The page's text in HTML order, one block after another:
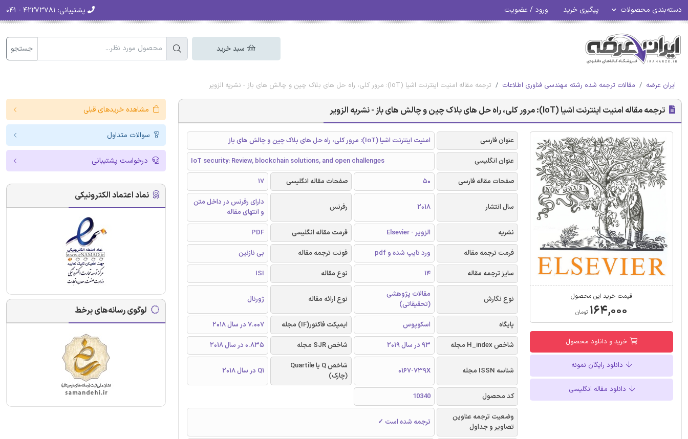
دسته‌بندی محصولات پیگیری خرید ورود / عضویت پشتیبانی:
سبد خرید جستجو
ایران عرضه مقالات ترجمه شده رشته مهندسی فناوری اطلاعات ترجمه مقاله امنیت اینترنت اشیا (IoT): مرور کلی، راه حل های بلاک چین و چالش های باز - نشریه الزویر
ترجمه مقاله امنیت اینترنت اشیا (IoT): مرور کلی، راه حل های بلاک چین و چالش های باز - نشریه الزویر
قیمت خرید این محصول
۱۶۴,۰۰۰ تومان
خرید و دانلود محصول
دانلود رایگان نمونه
دانلود مقاله انگلیسی
عنوان فارسی
امنیت اینترنت اشیا (IoT): مرور کلی، راه حل های بلاک چین و چالش های باز
عنوان انگلیسی
IoT security: Review, blockchain solutions, and open challenges
صفحات مقاله فارسی
50 صفحات مقاله انگلیسی 17
سال انتشار 2018 رفرنس
دارای رفرنس در داخل متن
و انتهای مقاله
نشریه
الزویر - Elsevier فرمت مقاله انگلیسی
PDF
فرمت ترجمه مقاله
ورد تایپ شده و pdf فونت ترجمه مقاله
بی نازنین
سایز ترجمه مقاله
14 نوع مقاله ISI
نوع نگارش
مقالات پژوهشی
(تحقیقاتی)
نوع ارائه مقاله ژورنال
پایگاه اسکوپوس ایمپکت فاکتور(IF) مجله
7.007 در سال 2018
شاخص H_index مجله
93 در سال 2019 شاخص SJR مجله 0.835 در سال 2018
شناسه ISSN مجله 0167-739X
شاخص Q یا Quartile
(چارک)
Q1 در سال 2018
کد محصول
10340
وضعیت ترجمه عناوین
تصاویر و جداول
ترجمه شده است ✓
مشاهده خریدهای قبلی
سوالات متداول
درخواست پشتیبانی
نماد اعتماد الکترونیکی
لوگوی رسانه‌های برخط